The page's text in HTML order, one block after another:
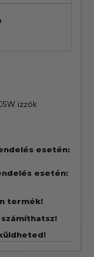
izzók
esetén:
esetén:
termék!